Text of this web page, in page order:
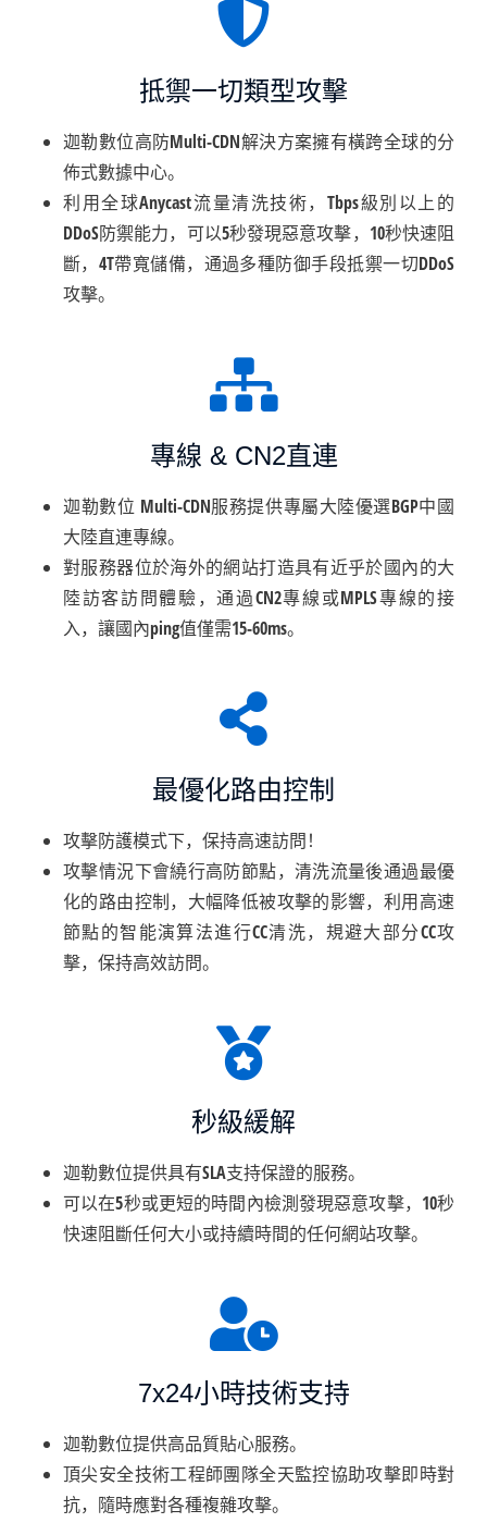
抵禦一切類型攻擊
迦勒數位高防Multi-CDN解決方案擁有橫跨全球的分
佈式數據中心。
利用全球Anycast流量清洗技術，Tbps級別以上的
DDoS防禦能力，可以5秒發現惡意攻擊，10秒快速阻
斷，4T帶寬儲備，通過多種防御手段抵禦一切DDoS
攻擊。
專線 & CN2直連
迦勒數位 Multi-CDN服務提供專屬大陸優選BGP中國
大陸直連專線。
對服務器位於海外的網站打造具有近乎於國內的大
陸訪客訪問體驗，通過CN2專線或MPLS專線的接
入，讓國內ping值僅需15-60ms。
最優化路由控制
攻擊防護模式下，保持高速訪問！
攻擊情況下會繞行高防節點，清洗流量後通過最優
化的路由控制，大幅降低被攻擊的影響，利用高速
節點的智能演算法進行CC清洗，規避大部分CC攻
擊，保持高效訪問。
秒級緩解
迦勒數位提供具有SLA支持保證的服務。
可以在5秒或更短的時間內檢測發現惡意攻擊，10秒
快速阻斷任何大小或持續時間的任何網站攻擊。
7x24小時技術支持
迦勒數位提供高品質貼心服務。
頂尖安全技術工程師團隊全天監控協助攻擊即時對
抗，隨時應對各種複雜攻擊。